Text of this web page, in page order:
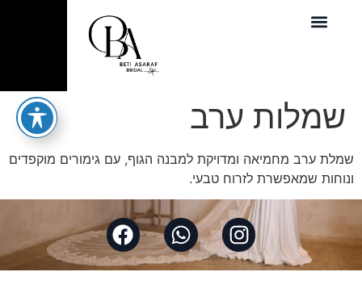
שמלות ערב
שמלת ערב מחמיאה ומדויקת למבנה הגוף, עם גימורים מוקפדים
ונוחות שמאפשרת לזרוח טבעי.